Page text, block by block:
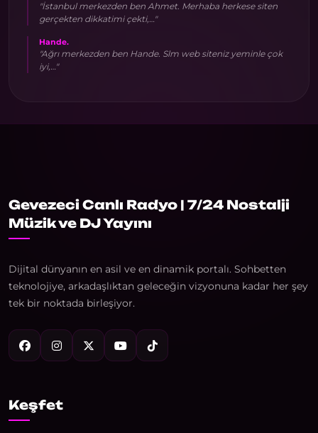
"İstanbul merkezden ben Ahmet. Merhaba herkese siten
gerçekten dikkatimi çekti,…"
Hande.
"Ağrı merkezden ben Hande. Slm web siteniz yeminle çok
iyi,…"
Gevezeci Canlı Radyo | 7/24 Nostalji
Müzik ve DJ Yayını
Dijital dünyanın en asil ve en dinamik portalı. Sohbetten
teknolojiye, arkadaşlıktan geleceğin vizyonuna kadar her şey
tek bir noktada birleşiyor.
Keşfet